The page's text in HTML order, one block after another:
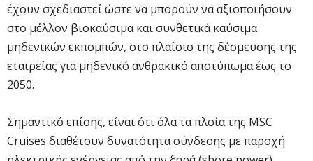
έχουν σχεδιαστεί ώστε να μπορούν να αξιοποιήσουν
στο μέλλον βιοκαύσιμα και συνθετικά καύσιμα
μηδενικών εκπομπών, στο πλαίσιο της δέσμευσης της
εταιρείας για μηδενικό ανθρακικό αποτύπωμα έως το
2050.
Σημαντικό επίσης, είναι ότι όλα τα πλοία της MSC
Cruises διαθέτουν δυνατότητα σύνδεσης με παροχή